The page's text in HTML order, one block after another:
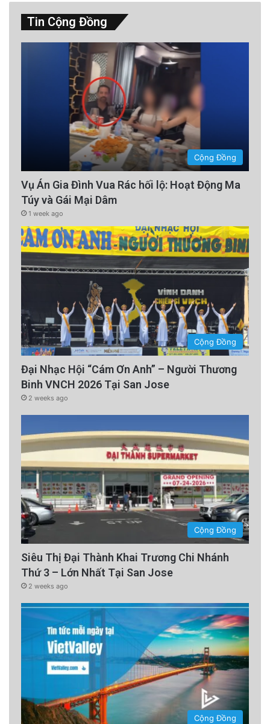
Tin Cộng Đồng
Cộng Đồng
Vụ Án Gia Đình Vua Rác hối lộ: Hoạt Động Ma
Túy và Gái Mại Dâm
1 week ago
Cộng Đồng
Đại Nhạc Hội “Cám Ơn Anh” – Người Thương
Binh VNCH 2026 Tại San Jose
2 weeks ago
Cộng Đồng
Siêu Thị Đại Thành Khai Trương Chi Nhánh
Thứ 3 – Lớn Nhất Tại San Jose
2 weeks ago
Cộng Đồng